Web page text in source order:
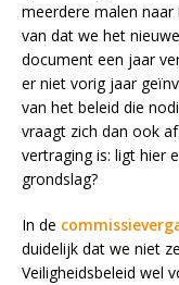
meerdere malen naar
van dat we het
document een jaar
er niet vorig jaar
van het beleid die
vraagt zich dan ook
vertraging is: ligt hier
grondslag?
In de
duidelijk dat we niet
Veiligheidsbeleid wel